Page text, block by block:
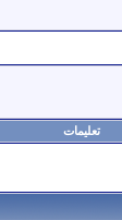
تعليمات